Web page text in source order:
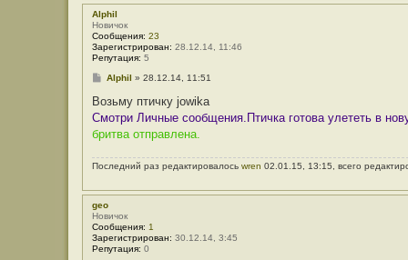
Alphil
Новичок
Сообщения: 23
Зарегистрирован: 28.12.14, 11:46
Репутация: 5
С
о
щ
е
е
Alphil » 28.12.14, 11:51
Возьму птичку jowika
Смотри Личные сообщения.Птичка готова улететь в
бритва отправлена.
Последний раз редактировалось wren 02.01.15, 13:15, всего
geo
Новичок
Сообщения: 1
Зарегистрирован: 30.12.14, 3:45
Репутация: 0